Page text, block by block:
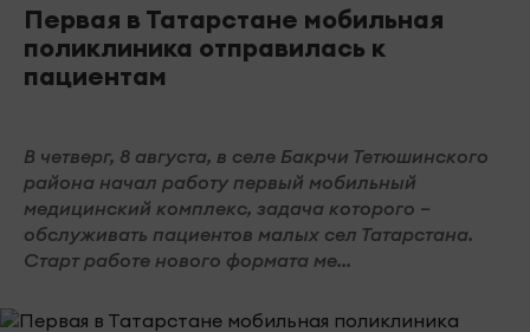
Первая в Татарстане мобильная
поликлиника отправилась к
пациентам
В четверг, 8 августа, в селе Бакрчи Тетюшинского
района начал работу первый мобильный
медицинский комплекс, задача которого –
обслуживать пациентов малых сел Татарстана.
Старт работе нового формата ме...